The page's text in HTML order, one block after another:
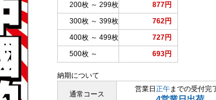
200枚 ～ 299枚
877円
300枚 ～ 399枚
762円
400枚 ～ 499枚
727円
500枚 ～
693円
納期について
通常コース
営業日 正午までの受付完